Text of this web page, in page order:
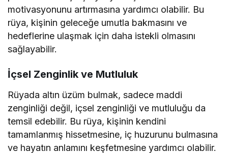
motivasyonunu artırmasına yardımcı olabilir. Bu
rüya, kişinin geleceğe umutla bakmasını ve
hedeflerine ulaşmak için daha istekli olmasını
sağlayabilir.
İçsel Zenginlik ve Mutluluk
Rüyada altın üzüm bulmak, sadece maddi
zenginliği değil, içsel zenginliği ve mutluluğu da
temsil edebilir. Bu rüya, kişinin kendini
tamamlanmış hissetmesine, iç huzurunu bulmasına
ve hayatın anlamını keşfetmesine yardımcı olabilir.